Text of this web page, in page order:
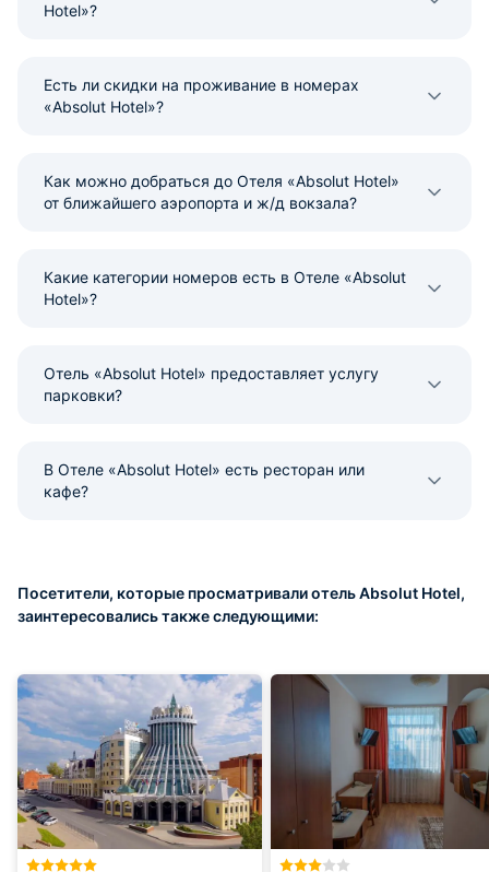
Hotel»?
Есть ли скидки на проживание в номерах
«Absolut Hotel»?
Как можно добраться до Отеля «Absolut Hotel»
от ближайшего аэропорта и ж/д вокзала?
Какие категории номеров есть в Отеле «Absolut
Hotel»?
Отель «Absolut Hotel» предоставляет услугу
парковки?
В Отеле «Absolut Hotel» есть ресторан или
кафе?
Посетители, которые просматривали отель Absolut Hotel,
заинтересовались также следующими: